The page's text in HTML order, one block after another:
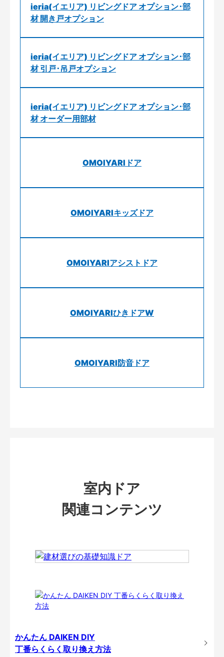
ieria(イエリア) リビングドア オプション･部
材 開き戸オプション
ieria(イエリア) リビングドア オプション･部
材 引戸･吊戸オプション
ieria(イエリア) リビングドア オプション･部
材 オーダー用部材
OMOIYARIドア
OMOIYARIキッズドア
OMOIYARIアシストドア
OMOIYARIひきドアW
OMOIYARI防音ドア
室内ドア
関連コンテンツ
かんたん DAIKEN DIY
丁番らくらく取り換え方法